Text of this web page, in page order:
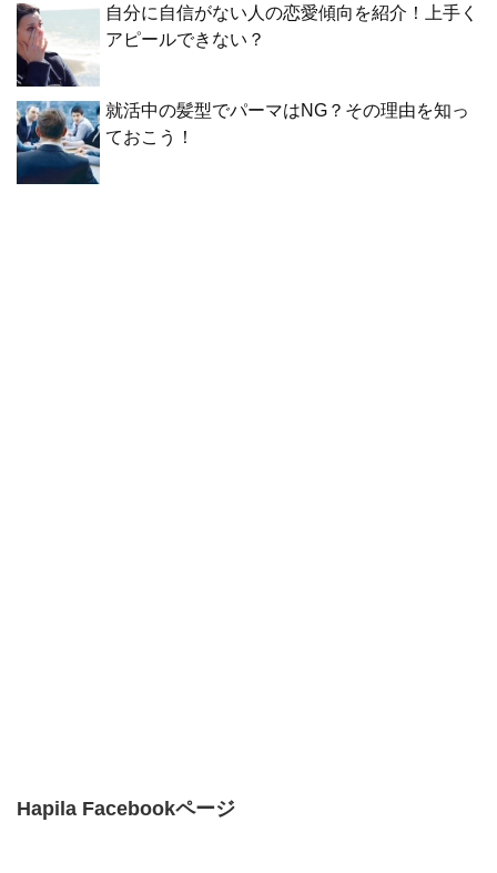
自分に自信がない人の恋愛傾向を紹介！上手く
アピールできない？
就活中の髪型でパーマはNG？その理由を知っ
ておこう！
Hapila Facebookページ